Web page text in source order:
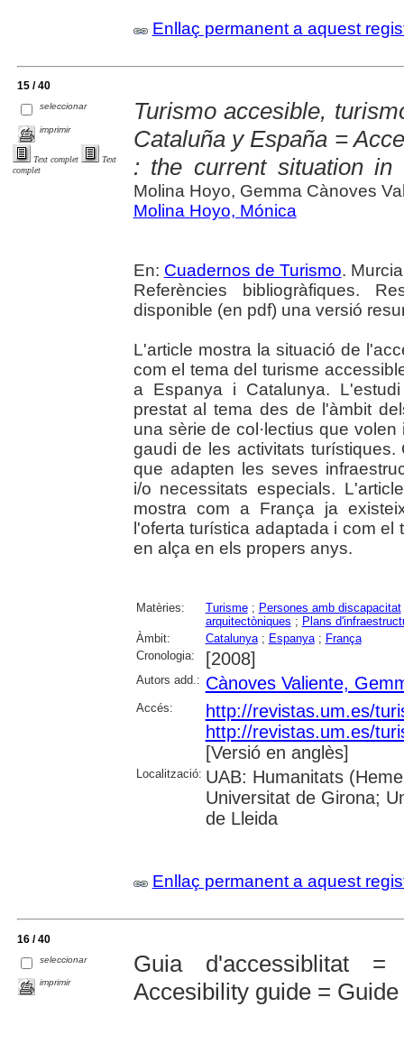
Enllaç permanent a aquest
15 / 40
seleccionar
imprimir
Text complet
Text
complet
Turismo accesible,
Cataluña y España =
: the current situation in
Molina Hoyo, Gemma Cànoves
Molina Hoyo, Mónica
En: Cuadernos de Turismo.
Referències bibliogràfiques.
disponible (en pdf) una versió
L'article mostra la situació de
com el tema del turisme
a Espanya i Catalunya.
prestat al tema des de l'àmbit
una sèrie de col·lectius que
gaudi de les activitats
que adapten les seves
i/o necessitats especials.
mostra com a França ja
l'oferta turística adaptada i com
en alça en els propers anys.
Matèries: Turisme; Persones amb discapacitat
arquitectòniques ; Plans
Àmbit:
Catalunya; Espanya; França
Cronologia:
[2008]
Autors add.: Cànoves Valiente,
Accés:
http://revistas.um.es/
http://revistas.um.es/
[Versió en anglès]
Localització: UAB: Humanitats
Universitat de Girona;
de Lleida
Enllaç permanent a aquest
16 / 40
seleccionar
imprimir
Guia d'accessiblitat
Accesibility guide =